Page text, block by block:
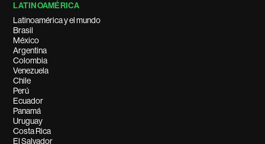
LATINOAMÉRICA
Latinoamérica y el mundo
Brasil
México
Argentina
Colombia
Venezuela
Chile
Perú
Ecuador
Panamá
Uruguay
Costa Rica
El Salvador